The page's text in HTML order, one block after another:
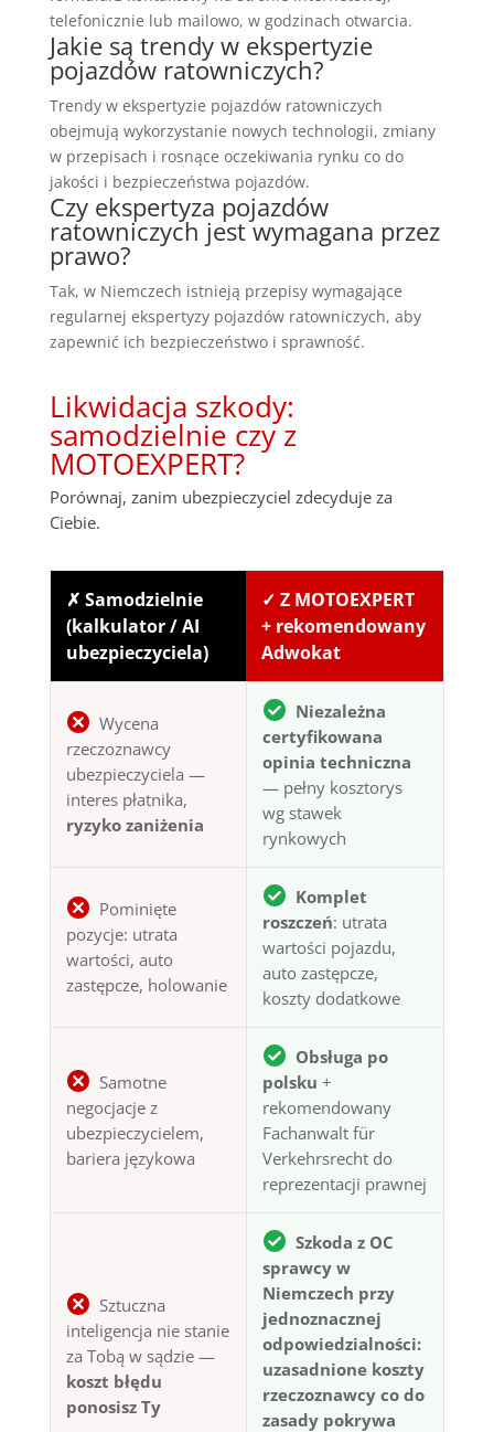
telefonicznie lub mailowo, w godzinach otwarcia.
Jakie są trendy w ekspertyzie
pojazdów ratowniczych?
Trendy w ekspertyzie pojazdów ratowniczych
obejmują wykorzystanie nowych technologii, zmiany
w przepisach i rosnące oczekiwania rynku co do
jakości i bezpieczeństwa pojazdów.
Czy ekspertyza pojazdów
ratowniczych jest wymagana przez
prawo?
Tak, w Niemczech istnieją przepisy wymagające
regularnej ekspertyzy pojazdów ratowniczych, aby
zapewnić ich bezpieczeństwo i sprawność.
Likwidacja szkody:
samodzielnie czy z
MOTOEXPERT?
Porównaj, zanim ubezpieczyciel zdecyduje za
Ciebie.
✗ Samodzielnie
(kalkulator / AI
ubezpieczyciela)
✓ Z MOTOEXPERT
+ rekomendowany
Adwokat
Wycena
rzeczoznawcy
ubezpieczyciela —
interes płatnika,
ryzyko zaniżenia
Niezależna
certyfikowana
opinia techniczna
— pełny kosztorys
wg stawek
rynkowych
Pominięte
pozycje: utrata
wartości, auto
zastępcze, holowanie
Komplet
roszczeń: utrata
wartości pojazdu,
auto zastępcze,
koszty dodatkowe
Samotne
negocjacje z
ubezpieczycielem,
bariera językowa
Obsługa po
polsku +
rekomendowany
Fachanwalt für
Verkehrsrecht do
reprezentacji prawnej
Sztuczna
inteligencja nie stanie
za Tobą w sądzie —
koszt błędu
ponosisz Ty
Szkoda z OC
sprawcy w
Niemczech przy
jednoznacznej
odpowiedzialności:
uzasadnione koszty
rzeczoznawcy co do
zasady pokrywa